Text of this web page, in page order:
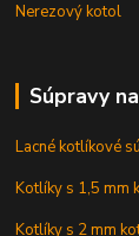
Nerezový kotol
Súpravy
Lacné kotlíkové
Kotlíky s 1,5 mm
Kotlíky s 2 mm